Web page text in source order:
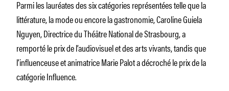
Parmi les lauréates des six catégories représentées telle que la
littérature, la mode ou encore la gastronomie, Caroline Guiela
Nguyen, Directrice du Théâtre National de Strasbourg, a
remporté le prix de l’audiovisuel et des arts vivants, tandis que
l’influenceuse et animatrice Marie Palot a décroché le prix de la
catégorie Influence.